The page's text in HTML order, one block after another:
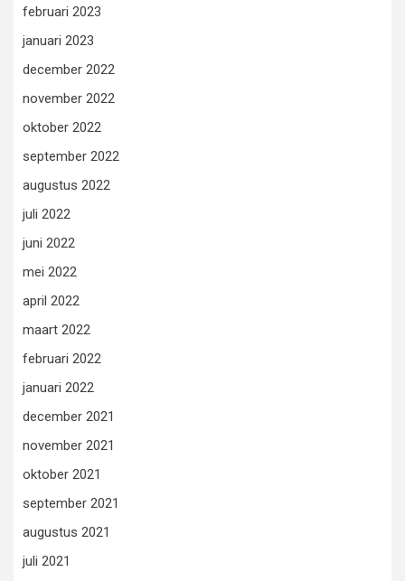
februari 2023
januari 2023
december 2022
november 2022
oktober 2022
september 2022
augustus 2022
juli 2022
juni 2022
mei 2022
april 2022
maart 2022
februari 2022
januari 2022
december 2021
november 2021
oktober 2021
september 2021
augustus 2021
juli 2021